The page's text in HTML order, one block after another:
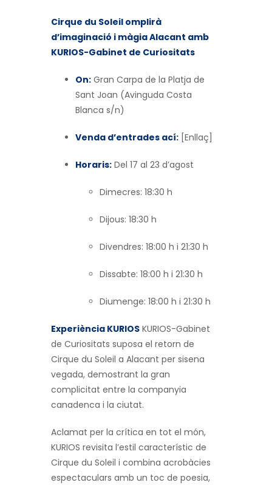
Cirque du Soleil omplirà
d’imaginació i màgia Alacant amb
KURIOS-Gabinet de Curiositats
On: Gran Carpa de la Platja de
Sant Joan (Avinguda Costa
Blanca s/n)
Venda d’entrades ací: [Enllaç]
Horaris: Del 17 al 23 d’agost
Dimecres: 18:30 h
Dijous: 18:30 h
Divendres: 18:00 h i 21:30 h
Dissabte: 18:00 h i 21:30 h
Diumenge: 18:00 h i 21:30 h
Experiència KURIOS KURIOS-Gabinet
de Curiositats suposa el retorn de
Cirque du Soleil a Alacant per sisena
vegada, demostrant la gran
complicitat entre la companyia
canadenca i la ciutat.
Aclamat per la crítica en tot el món,
KURIOS revisita l’estil característic de
Cirque du Soleil i combina acrobàcies
espectaculars amb un toc de poesia,